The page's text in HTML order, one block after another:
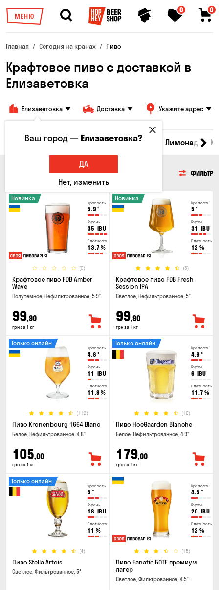
МЕНЮ
0 0
Главная Сегодня на кранах Пиво
Крафтовое пиво с доставкой в
Елизаветовка
Елизаветовка Доставка Укажите адрес
Все товары Пиво Сидр Вино Лимонад
ФИЛЬТР
Крепость
5.9 °
Горечь
35 IBU
Плотность
13.7 %
(0)
Новинка
Крафтовое пиво FDB Amber
Wave
Полутемное, Нефильтрованное, 5.9°
99,90
грн за 1 кг
Крепость
5 °
Горечь
31 IBU
Плотность
12 %
(5)
Новинка
Крафтовое пиво FDB Fresh
Session IPA
Светлое, Нефильтрованное, 5°
99,90
грн за 1 кг
Крепость
4.8 °
Горечь
11 IBU
Плотность
11.9 %
(112)
Только онлайн
Пиво Kronenbourg 1664 Blanc
Белое, Нефильтрованное, 4.8°
105,00
грн за 1 кг
Крепость
4.9 °
Горечь
6 IBU
Плотность
11.7 %
(10)
Только онлайн
Пиво HoeGaarden Blanche
Белое, Нефильтрованное, 4.9°
179,00
грн за 1 кг
Крепость
5 °
Горечь
18 IBU
Плотность
11 %
(4)
Только онлайн
Пиво Stella Artois
Светлое, Фильтрованное, 5°
Крепость
4.5 °
Горечь
20 IBU
Плотность
12 %
(15)
Пиво Fanatic БОТЕ премиум
лагер
Светлое, Фильтрованное, 4.5°
Ваш город —Елизаветовка?
ДА
Нет, изменить